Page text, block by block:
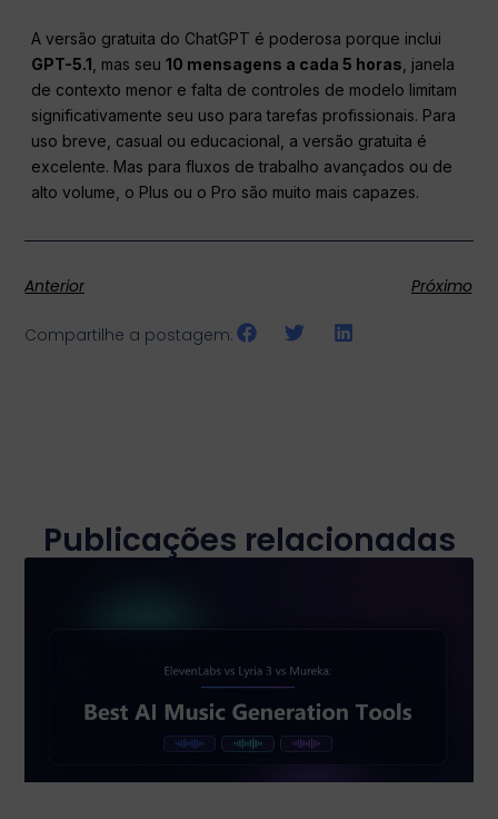
A versão gratuita do ChatGPT é poderosa porque inclui
GPT-5.1 , mas seu10 mensagens a cada 5 horas , janela
de contexto menor e falta de controles de modelo limitam
significativamente seu uso para tarefas profissionais. Para
uso breve, casual ou educacional, a versão gratuita é
excelente. Mas para fluxos de trabalho avançados ou de
alto volume, o Plus ou o Pro são muito mais capazes.
Anterior Próximo
Compartilhe a postagem:
Publicações relacionadas